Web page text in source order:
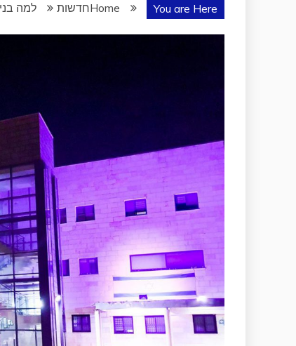
You are Here
Homeחדשות למה